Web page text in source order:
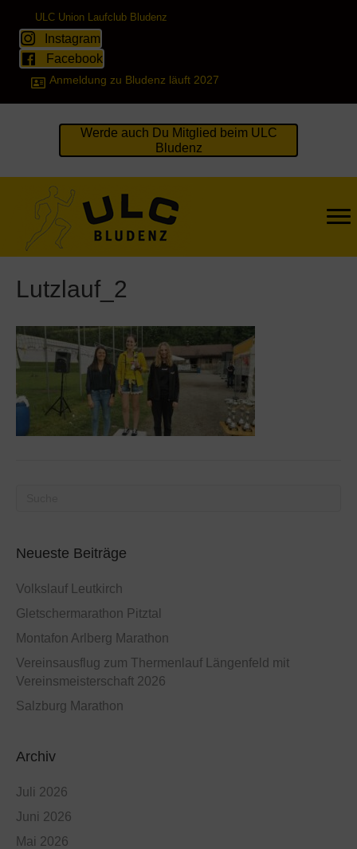
ULC Union Laufclub Bludenz
Instagram
Facebook
Anmeldung zu Bludenz läuft 2027
Werde auch Du Mitglied beim ULC
Bludenz
Lutzlauf_2
Neueste Beiträge
Volkslauf Leutkirch
Gletschermarathon Pitztal
Montafon Arlberg Marathon
Vereinsausflug zum Thermenlauf Längenfeld mit
Vereinsmeisterschaft 2026
Salzburg Marathon
Archiv
Juli 2026
Juni 2026
Mai 2026